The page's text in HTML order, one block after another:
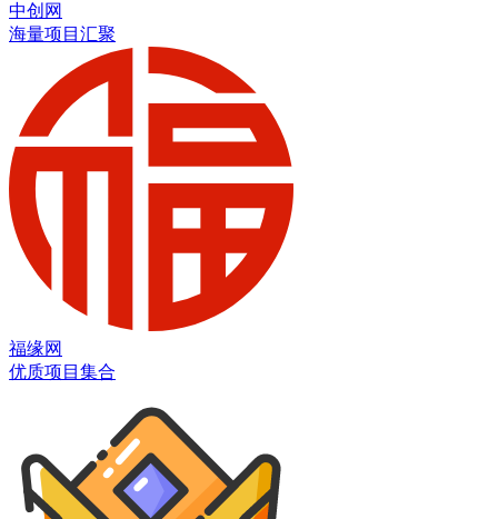
中创网
海量项目汇聚
福缘网
优质项目集合